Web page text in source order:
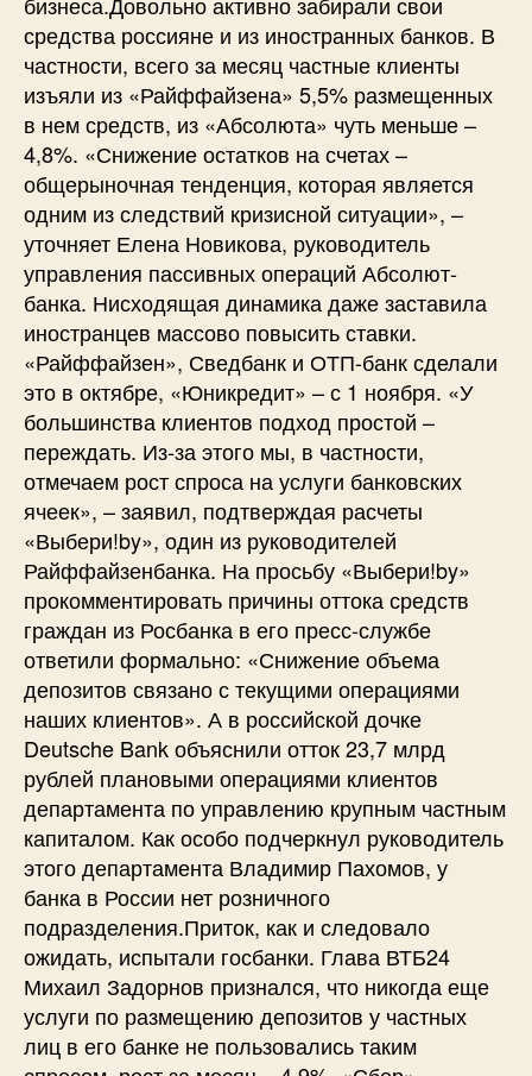
средства россияне и из иностранных банков. В
частности, всего за месяц частные клиенты
изъяли из «Райффайзена» 5,5% размещенных
в нем средств, из «Абсолюта» чуть меньше –
4,8%. «Снижение остатков на счетах –
общерыночная тенденция, которая является
одним из следствий кризисной ситуации», –
уточняет Елена Новикова, руководитель
управления пассивных операций Абсолют-
банка. Нисходящая динамика даже заставила
иностранцев массово повысить ставки.
«Райффайзен», Сведбанк и ОТП-банк сделали
это в октябре, «Юникредит» – с 1 ноября. «У
большинства клиентов подход простой –
переждать. Из-за этого мы, в частности,
отмечаем рост спроса на услуги банковских
ячеек», – заявил, подтверждая расчеты
«Выбери!by», один из руководителей
Райффайзенбанка. На просьбу «Выбери!by»
прокомментировать причины оттока средств
граждан из Росбанка в его пресс-службе
ответили формально: «Снижение объема
депозитов связано с текущими операциями
наших клиентов». А в российской дочке
Deutsche Bank объяснили отток 23,7 млрд
рублей плановыми операциями клиентов
департамента по управлению крупным частным
капиталом. Как особо подчеркнул руководитель
этого департамента Владимир Пахомов, у
банка в России нет розничного
подразделения.Приток, как и следовало
ожидать, испытали госбанки. Глава ВТБ24
Михаил Задорнов признался, что никогда еще
услуги по размещению депозитов у частных
лиц в его банке не пользовались таким